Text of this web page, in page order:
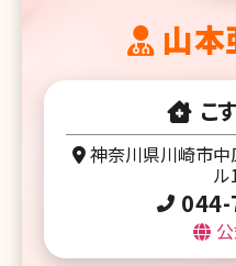
山本
こ
神奈川県川崎市中
ル